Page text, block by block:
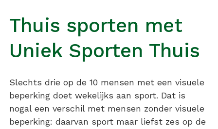
Thuis sporten met
Uniek Sporten Thuis
Slechts drie op de 10 mensen met een visuele
beperking doet wekelijks aan sport. Dat is
nogal een verschil met mensen zonder visuele
beperking: daarvan sport maar liefst zes op de